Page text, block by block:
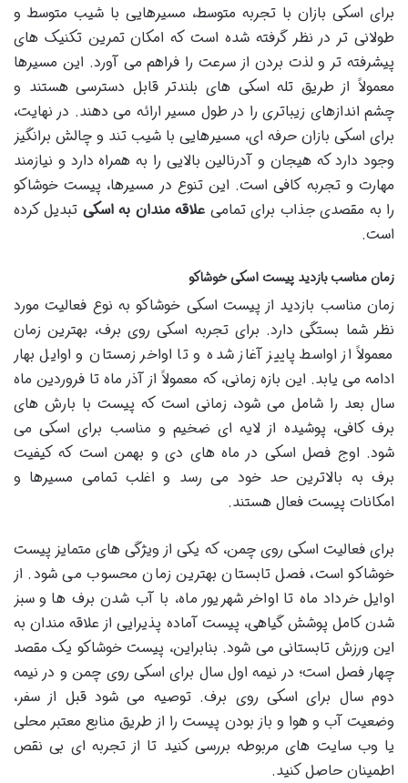
برای اسکی بازان با تجربه متوسط، مسیرهایی با شیب متوسط و
طولانی تر در نظر گرفته شده است که امکان تمرین تکنیک های
پیشرفته تر و لذت بردن از سرعت را فراهم می آورد. این مسیرها
معمولاً از طریق تله اسکی های بلندتر قابل دسترسی هستند و
چشم اندازهای زیباتری را در طول مسیر ارائه می دهند. در نهایت،
برای اسکی بازان حرفه ای، مسیرهایی با شیب تند و چالش برانگیز
وجود دارد که هیجان و آدرنالین بالایی را به همراه دارد و نیازمند
مهارت و تجربه کافی است. این تنوع در مسیرها، پیست خوشاکو
را به مقصدی جذاب برای تمامی علاقه مندان به اسکی تبدیل کرده
است.
زمان مناسب بازدید پیست اسکی خوشاکو
زمان مناسب بازدید از پیست اسکی خوشاکو به نوع فعالیت مورد
نظر شما بستگی دارد. برای تجربه اسکی روی برف، بهترین زمان
معمولاً از اواسط پاییز آغاز شده و تا اواخر زمستان و اوایل بهار
ادامه می یابد. این بازه زمانی، که معمولاً از آذر ماه تا فروردین ماه
سال بعد را شامل می شود، زمانی است که پیست با بارش های
برف کافی، پوشیده از لایه ای ضخیم و مناسب برای اسکی می
شود. اوج فصل اسکی در ماه های دی و بهمن است که کیفیت
برف به بالاترین حد خود می رسد و اغلب تمامی مسیرها و
امکانات پیست فعال هستند.
برای فعالیت اسکی روی چمن، که یکی از ویژگی های متمایز پیست
خوشاکو است، فصل تابستان بهترین زمان محسوب می شود. از
اوایل خرداد ماه تا اواخر شهریور ماه، با آب شدن برف ها و سبز
شدن کامل پوشش گیاهی، پیست آماده پذیرایی از علاقه مندان به
این ورزش تابستانی می شود. بنابراین، پیست خوشاکو یک مقصد
چهار فصل است؛ در نیمه اول سال برای اسکی روی چمن و در نیمه
دوم سال برای اسکی روی برف. توصیه می شود قبل از سفر،
وضعیت آب و هوا و باز بودن پیست را از طریق منابع معتبر محلی
یا وب سایت های مربوطه بررسی کنید تا از تجربه ای بی نقص
اطمینان حاصل کنید.